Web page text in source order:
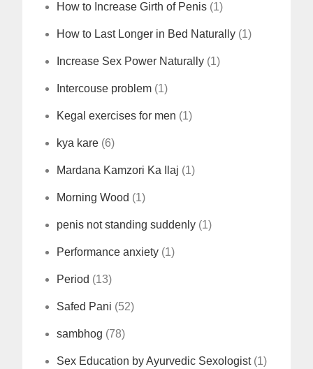
How to Increase Girth of Penis (1)
How to Last Longer in Bed Naturally (1)
Increase Sex Power Naturally (1)
Intercouse problem (1)
Kegal exercises for men (1)
kya kare (6)
Mardana Kamzori Ka Ilaj (1)
Morning Wood (1)
penis not standing suddenly (1)
Performance anxiety (1)
Period (13)
Safed Pani (52)
sambhog (78)
Sex Education by Ayurvedic Sexologist(1)